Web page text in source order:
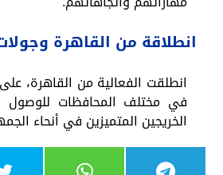
انطلاقة من القاهرة
انطلقت الفعالية من القاهرة،
في مختلف المحافظات للوصول
الخريجين المتميزين في أنحاء